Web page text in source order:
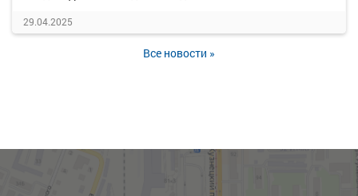
29.04.2025
Все новости »